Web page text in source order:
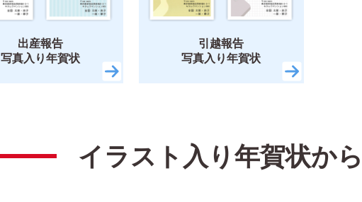
出産報告
写真入り年賀状
引越報告
写真入り年賀状
イラスト入り年賀状から